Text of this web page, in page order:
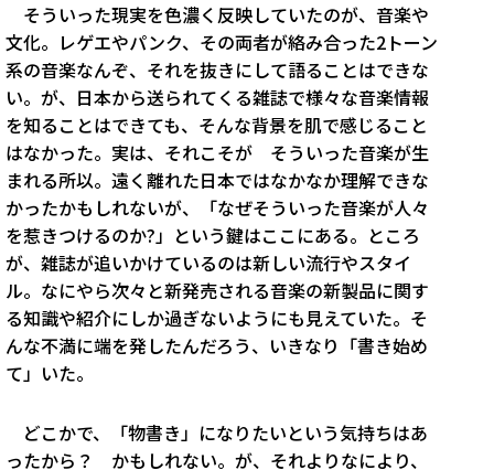
そういった現実を色濃く反映していたのが、音楽や
文化。レゲエやパンク、その両者が絡み合った2トーン
系の音楽なんぞ、それを抜きにして語ることはできな
い。が、日本から送られてくる雑誌で様々な音楽情報
を知ることはできても、そんな背景を肌で感じること
はなかった。実は、それこそが そういった音楽が生
まれる所以。遠く離れた日本ではなかなか理解できな
かったかもしれないが、「なぜそういった音楽が人々
を惹きつけるのか?」という鍵はここにある。ところ
が、雑誌が追いかけているのは新しい流行やスタイ
ル。なにやら次々と新発売される音楽の新製品に関す
る知識や紹介にしか過ぎないようにも見えていた。そ
んな不満に端を発したんだろう、いきなり「書き始め
て」いた。
どこかで、「物書き」になりたいという気持ちはあ
ったから？ かもしれない。が、それよりなにより、